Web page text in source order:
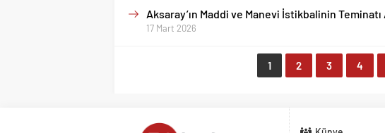
Aksaray’ın Maddi ve Manevi İstikbalinin Teminatı
17 Mart 2026
1 2 3 4